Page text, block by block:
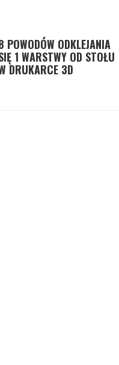
POWODÓW ODKLEJANIA
1 WARSTWY OD STOŁU
DRUKARCE 3D